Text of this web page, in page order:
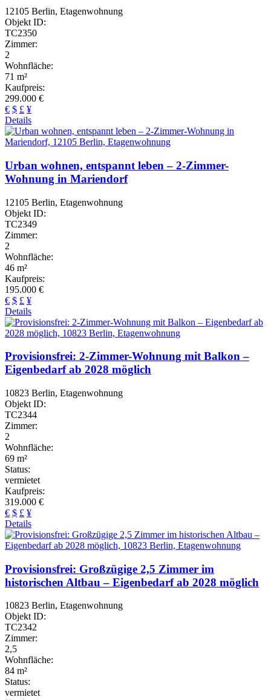
12105 Berlin, Etagenwohnung
Objekt ID:
TC2350
Zimmer:
2
Wohnfläche:
71 m²
Kaufpreis:
299.000 €
€ $ £ ¥
Details
Urban wohnen, entspannt leben – 2-Zimmer-
Wohnung in Mariendorf
12105 Berlin, Etagenwohnung
Objekt ID:
TC2349
Zimmer:
2
Wohnfläche:
46 m²
Kaufpreis:
195.000 €
€ $ £ ¥
Details
Provisionsfrei: 2-Zimmer-Wohnung mit Balkon –
Eigenbedarf ab 2028 möglich
10823 Berlin, Etagenwohnung
Objekt ID:
TC2344
Zimmer:
2
Wohnfläche:
69 m²
Status:
vermietet
Kaufpreis:
319.000 €
€ $ £ ¥
Details
Provisionsfrei: Großzügige 2,5 Zimmer im
historischen Altbau – Eigenbedarf ab 2028 möglich
10823 Berlin, Etagenwohnung
Objekt ID:
TC2342
Zimmer:
2,5
Wohnfläche:
84 m²
Status:
vermietet